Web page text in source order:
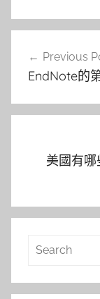
覽
Previous
EndNote的
美國有
搜